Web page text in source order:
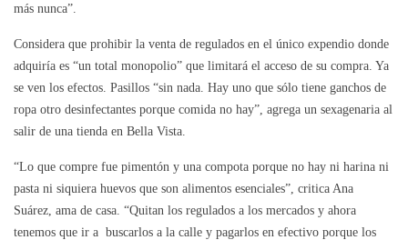
más nunca”.
Considera que prohibir la venta de regulados en el único expendio donde
adquiría es “un total monopolio” que limitará el acceso de su compra. Ya
se ven los efectos. Pasillos “sin nada. Hay uno que sólo tiene ganchos de
ropa otro desinfectantes porque comida no hay”, agrega un sexagenaria al
salir de una tienda en Bella Vista.
“Lo que compre fue pimentón y una compota porque no hay ni harina ni
pasta ni siquiera huevos que son alimentos esenciales”, critica Ana
Suárez, ama de casa. “Quitan los regulados a los mercados y ahora
tenemos que ir a buscarlos a la calle y pagarlos en efectivo porque los